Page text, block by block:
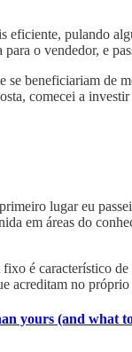
pulando
o vendedor, e
beneficiariam de
comecei a
lugar eu
em áreas do
é característico
no
yours (and what